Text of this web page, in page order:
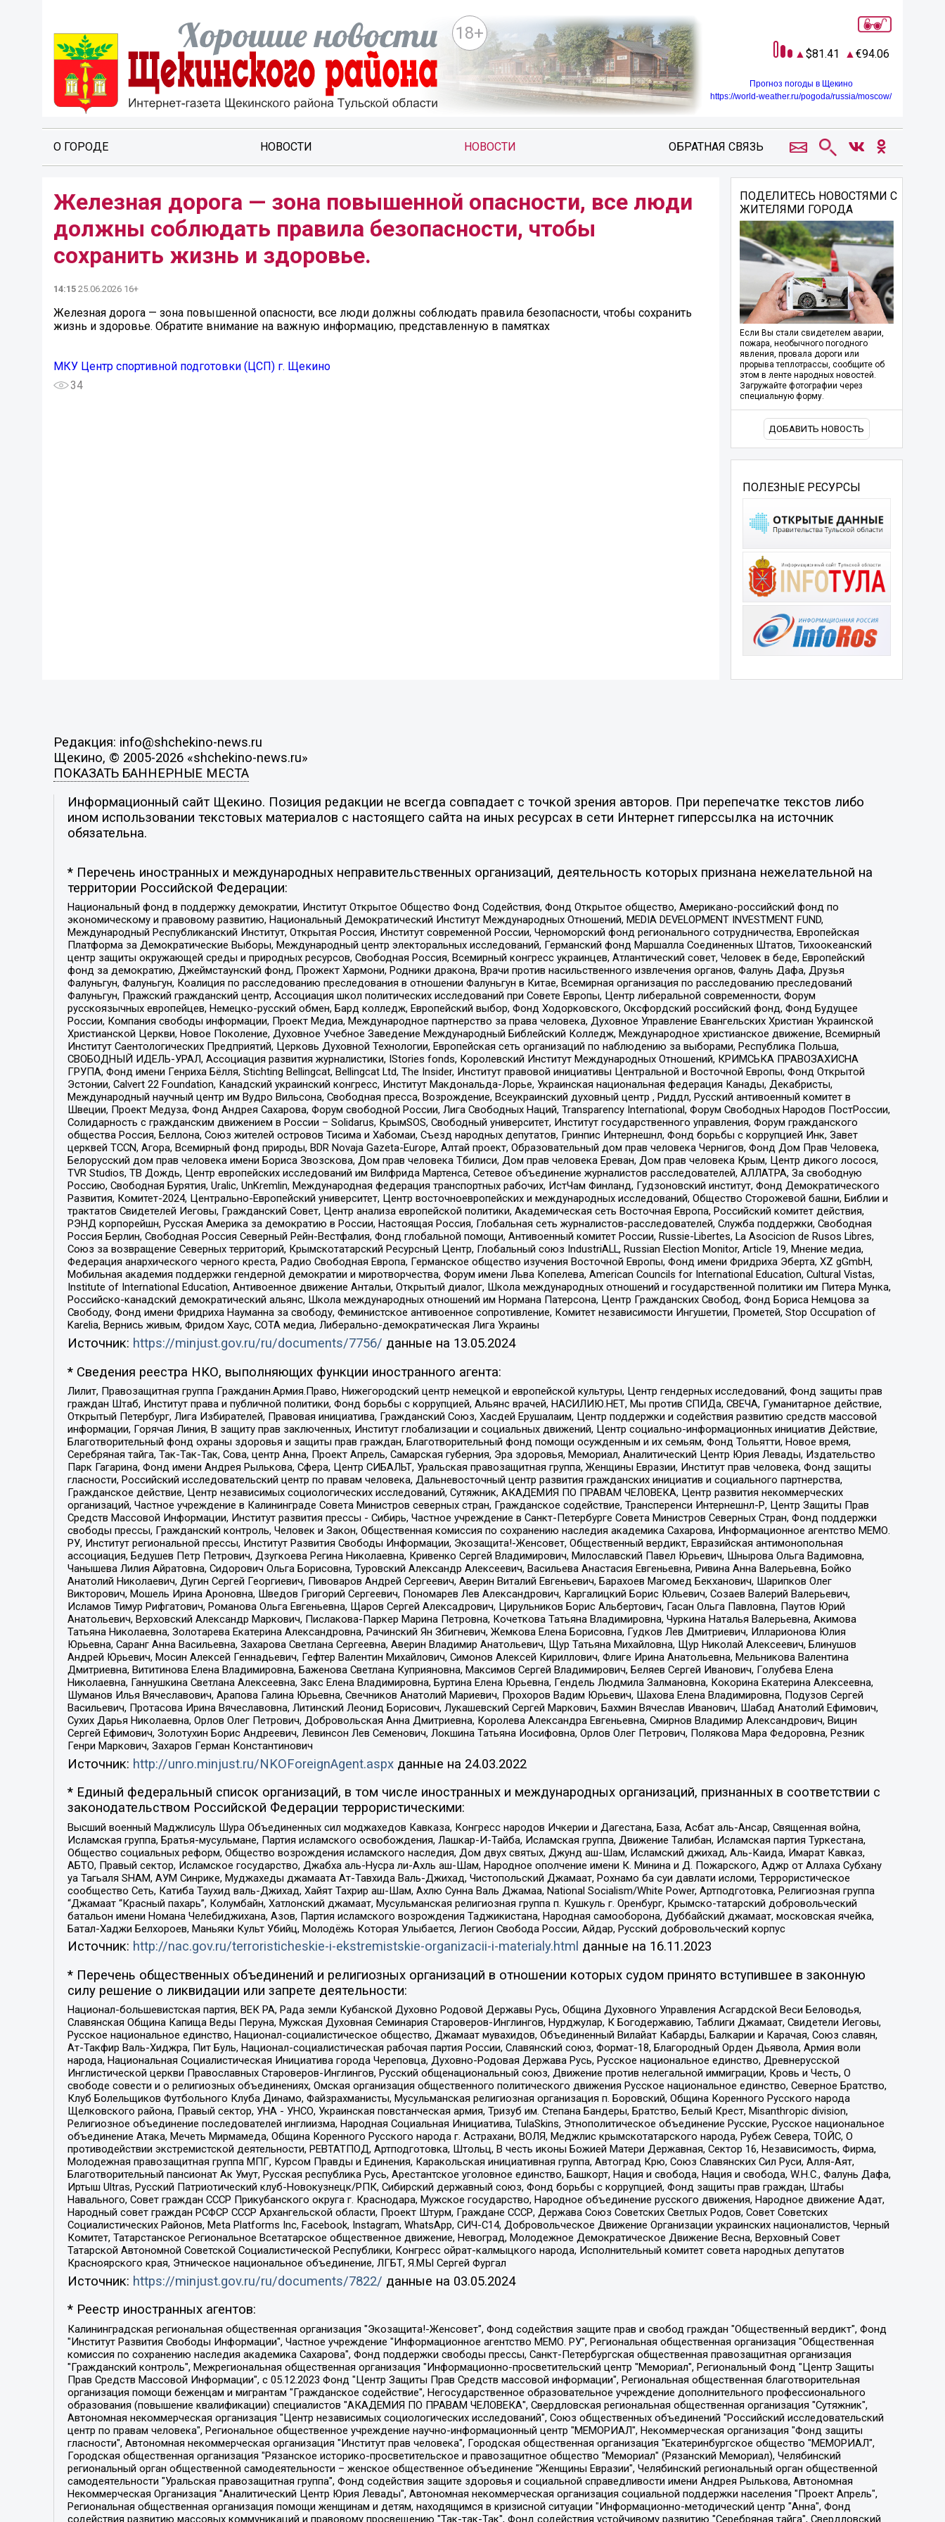
18+
81.41 94.06
Прогноз погоды в Щекино
https://world-weather.ru/pogoda/russia/moscow/
О ГОРОДЕ НОВОСТИ НОВОСТИ ОБРАТНАЯ СВЯЗЬ
Железная дорога — зона повышенной опасности, все люди
должны соблюдать правила безопасности, чтобы
сохранить жизнь и здоровье.
14:15 25.06.2026 16+
Железная дорога — зона повышенной опасности, все люди должны соблюдать правила безопасности, чтобы сохранить
жизнь и здоровье. Обратите внимание на важную информацию, представленную в памятках
МКУ Центр спортивной подготовки (ЦСП) г. Щекино
34
ПОДЕЛИТЕСЬ НОВОСТЯМИ С
ЖИТЕЛЯМИ ГОРОДА
Если Вы стали свидетелем аварии,
пожара, необычного погодного
явления, провала дороги или
прорыва теплотрассы, сообщите об
этом в ленте народных новостей.
Загружайте фотографии через
специальную форму.
ДОБАВИТЬ НОВОСТЬ
ПОЛЕЗНЫЕ РЕСУРСЫ
Редакция: info@shchekino-news.ru
Щекино, © 2005-2026 «shchekino-news.ru»
ПОКАЗАТЬ БАННЕРНЫЕ МЕСТА
Информационный сайт Щекино. Позиция редакции не всегда совпадает с точкой зрения авторов. При перепечатке текстов либо
ином использовании текстовых материалов с настоящего сайта на иных ресурсах в сети Интернет гиперссылка на источник
обязательна.
* Перечень иностранных и международных неправительственных организаций, деятельность которых признана нежелательной на
территории Российской Федерации:
Национальный фонд в поддержку демократии, Институт Открытое Общество Фонд Содействия, Фонд Открытое общество, Американо-российский фонд по
экономическому и правовому развитию, Национальный Демократический Институт Международных Отношений, MEDIA DEVELOPMENT INVESTMENT FUND,
Международный Республиканский Институт, Открытая Россия, Институт современной России, Черноморский фонд регионального сотрудничества, Европейская
Платформа за Демократические Выборы, Международный центр электоральных исследований, Германский фонд Маршалла Соединенных Штатов, Тихоокеанский
центр защиты окружающей среды и природных ресурсов, Свободная Россия, Всемирный конгресс украинцев, Атлантический совет, Человек в беде, Европейский
фонд за демократию, Джеймстаунский фонд, Прожект Хармони, Родники дракона, Врачи против насильственного извлечения органов, Фалунь Дафа, Друзья
Фалуньгун, Фалуньгун, Коалиция по расследованию преследования в отношении Фалуньгун в Китае, Всемирная организация по расследованию преследований
Фалуньгун, Пражский гражданский центр, Ассоциация школ политических исследований при Совете Европы, Центр либеральной современности, Форум
русскоязычных европейцев, Немецко-русский обмен, Бард колледж, Европейский выбор, Фонд Ходорковского, Оксфордский российский фонд, Фонд Будущее
России, Компания свободы информации, Проект Медиа, Международное партнерство за права человека, Духовное Управление Евангельских Христиан Украинской
Христианской Церкви, Новое Поколение, Духовное Учебное Заведение Международный Библейский Колледж, Международное христианское движение, Всемирный
Институт Саентологических Предприятий, Церковь Духовной Технологии, Европейская сеть организаций по наблюдению за выборами, Республика Польша,
СВОБОДНЫЙ ИДЕЛЬ-УРАЛ, Ассоциация развития журналистики, IStories fonds, Королевский Институт Международных Отношений, КРИМСЬКА ПРАВОЗАХИСНА
ГРУПА, Фонд имени Генриха Бёлля, Stichting Bellingcat, Bellingcat Ltd, The Insider, Институт правовой инициативы Центральной и Восточной Европы, Фонд Открытой
Эстонии, Calvert 22 Foundation, Канадский украинский конгресс, Институт Макдональда-Лорье, Украинская национальная федерация Канады, Декабристы,
Международный научный центр им Вудро Вильсона, Свободная пресса, Возрождение, Всеукраинский духовный центр , Риддл, Русский антивоенный комитет в
Швеции, Проект Медуза, Фонд Андрея Сахарова, Форум свободной России, Лига Свободных Наций, Transparеncy International, Форум Свободных Народов ПостРоссии,
Солидарность с гражданским движением в России – Solidarus, КрымSOS, Свободный университет, Институт государственного управления, Форум гражданского
общества Россия, Беллона, Союз жителей островов Тисима и Хабомаи, Съезд народных депутатов, Гринпис Интернешнл, Фонд борьбы с коррупцией Инк, Завет
церквей TCCN, Агора, Всемирный фонд природы, BDR Novaja Gazeta-Europe, Алтай проект, Образовательный дом прав человека Чернигов, Фонд Дом Прав Человека,
Белорусский дом прав человека имени Бориса Звозскова, Дом прав человека Тбилиси, Дом прав человека Ереван, Дом прав человека Крым, Центр дикого лосося,
TVR Studios, ТВ Дождь, Центр европейских исследований им Вилфрида Мартенса, Сетевое объединение журналистов расследователей, АЛЛАТРА, За свободную
Россию, Свободная Бурятия, Uralic, UnKremlin, Международная федерация транспортных рабочих, ИстЧам Финланд, Гудзоновский институт, Фонд Демократического
Развития, Комитет-2024, Центрально-Европейский университет, Центр восточноевропейских и международных исследований, Общество Сторожевой башни, Библии и
трактатов Свидетелей Иеговы, Гражданский Совет, Центр анализа европейской политики, Академическая сеть Восточная Европа, Российский комитет действия,
РЭНД корпорейшн, Русская Америка за демократию в России, Настоящая Россия, Глобальная сеть журналистов-расследователей, Служба поддержки, Свободная
Россия Берлин, Свободная Россия Северный Рейн-Вестфалия, Фонд глобальной помощи, Антивоенный комитет России, Russie-Libertes, La Asocicion de Rusos Libres,
Союз за возвращение Северных территорий, Крымскотатарский Ресурсный Центр, Глобальный союз IndustriALL, Russian Election Monitor, Article 19, Мнение медиа,
Федерация анархического черного креста, Радио Свободная Европа, Германское общество изучения Восточной Европы, Фонд имени Фридриха Эберта, XZ gGmbH,
Мобильная академия поддержки гендерной демократии и миротворчества, Форум имени Льва Копелева, American Councils for International Education, Cultural Vistas,
Institute of International Education, Антивоенное движение Антальи, Открытый диалог, Школа международных отношений и государственной политики им Питера Мунка,
Российско-канадский демократический альянс, Школа международных отношений им Нормана Патерсона, Центр Гражданских Свобод, Фонд Бориса Немцова за
Свободу, Фонд имени Фридриха Науманна за свободу, Феминистское антивоенное сопротивление, Комитет независимости Ингушетии, Прометей, Stop Occupation of
Karelia, Вернись живым, Фридом Хаус, СОТА медиа, Либерально-демократическая Лига Украины
Источник: https://minjust.gov.ru/ru/documents/7756/ данные на 13.05.2024
* Сведения реестра НКО, выполняющих функции иностранного агента:
Лилит, Правозащитная группа Гражданин.Армия.Право, Нижегородский центр немецкой и европейской культуры, Центр гендерных исследований, Фонд защиты прав
граждан Штаб, Институт права и публичной политики, Фонд борьбы с коррупцией, Альянс врачей, НАСИЛИЮ.НЕТ, Мы против СПИДа, СВЕЧА, Гуманитарное действие,
Открытый Петербург, Лига Избирателей, Правовая инициатива, Гражданский Союз, Хасдей Ерушалаим, Центр поддержки и содействия развитию средств массовой
информации, Горячая Линия, В защиту прав заключенных, Институт глобализации и социальных движений, Центр социально-информационных инициатив Действие,
Благотворительный фонд охраны здоровья и защиты прав граждан, Благотворительный фонд помощи осужденным и их семьям, Фонд Тольятти, Новое время,
Серебряная тайга, Так-Так-Так, Сова, центр Анна, Проект Апрель, Самарская губерния, Эра здоровья, Мемориал, Аналитический Центр Юрия Левады, Издательство
Парк Гагарина, Фонд имени Андрея Рылькова, Сфера, Центр СИБАЛЬТ, Уральская правозащитная группа, Женщины Евразии, Институт прав человека, Фонд защиты
гласности, Российский исследовательский центр по правам человека, Дальневосточный центр развития гражданских инициатив и социального партнерства,
Гражданское действие, Центр независимых социологических исследований, Сутяжник, АКАДЕМИЯ ПО ПРАВАМ ЧЕЛОВЕКА, Центр развития некоммерческих
организаций, Частное учреждение в Калининграде Совета Министров северных стран, Гражданское содействие, Трансперенси Интернешнл-Р, Центр Защиты Прав
Средств Массовой Информации, Институт развития прессы - Сибирь, Частное учреждение в Санкт-Петербурге Совета Министров Северных Стран, Фонд поддержки
свободы прессы, Гражданский контроль, Человек и Закон, Общественная комиссия по сохранению наследия академика Сахарова, Информационное агентство МЕМО.
РУ, Институт региональной прессы, Институт Развития Свободы Информации, Экозащита!-Женсовет, Общественный вердикт, Евразийская антимонопольная
ассоциация, Бедушев Петр Петрович, Дзугкоева Регина Николаевна, Кривенко Сергей Владимирович, Милославский Павел Юрьевич, Шнырова Ольга Вадимовна,
Чанышева Лилия Айратовна, Сидорович Ольга Борисовна, Туровский Александр Алексеевич, Васильева Анастасия Евгеньевна, Ривина Анна Валерьевна, Бойко
Анатолий Николаевич, Дугин Сергей Георгиевич, Пивоваров Андрей Сергеевич, Аверин Виталий Евгеньевич, Барахоев Магомед Бекханович, Шарипков Олег
Викторович, Мошель Ирина Ароновна, Шведов Григорий Сергеевич, Пономарев Лев Александрович, Каргалицкий Борис Юльевич, Созаев Валерий Валерьевич,
Исламов Тимур Рифгатович, Романова Ольга Евгеньевна, Щаров Сергей Алексадрович, Цирульников Борис Альбертович, Гасан Ольга Павловна, Паутов Юрий
Анатольевич, Верховский Александр Маркович, Пислакова-Паркер Марина Петровна, Кочеткова Татьяна Владимировна, Чуркина Наталья Валерьевна, Акимова
Татьяна Николаевна, Золотарева Екатерина Александровна, Рачинский Ян Збигневич, Жемкова Елена Борисовна, Гудков Лев Дмитриевич, Илларионова Юлия
Юрьевна, Саранг Анна Васильевна, Захарова Светлана Сергеевна, Аверин Владимир Анатольевич, Щур Татьяна Михайловна, Щур Николай Алексеевич, Блинушов
Андрей Юрьевич, Мосин Алексей Геннадьевич, Гефтер Валентин Михайлович, Симонов Алексей Кириллович, Флиге Ирина Анатольевна, Мельникова Валентина
Дмитриевна, Вититинова Елена Владимировна, Баженова Светлана Куприяновна, Максимов Сергей Владимирович, Беляев Сергей Иванович, Голубева Елена
Николаевна, Ганнушкина Светлана Алексеевна, Закс Елена Владимировна, Буртина Елена Юрьевна, Гендель Людмила Залмановна, Кокорина Екатерина Алексеевна,
Шуманов Илья Вячеславович, Арапова Галина Юрьевна, Свечников Анатолий Мариевич, Прохоров Вадим Юрьевич, Шахова Елена Владимировна, Подузов Сергей
Васильевич, Протасова Ирина Вячеславовна, Литинский Леонид Борисович, Лукашевский Сергей Маркович, Бахмин Вячеслав Иванович, Шабад Анатолий Ефимович,
Сухих Дарья Николаевна, Орлов Олег Петрович, Добровольская Анна Дмитриевна, Королева Александра Евгеньевна, Смирнов Владимир Александрович, Вицин
Сергей Ефимович, Золотухин Борис Андреевич, Левинсон Лев Семенович, Локшина Татьяна Иосифовна, Орлов Олег Петрович, Полякова Мара Федоровна, Резник
Генри Маркович, Захаров Герман Константинович
Источник: http://unro.minjust.ru/NKOForeignAgent.aspxданные на 24.03.2022
* Единый федеральный список организаций, в том числе иностранных и международных организаций, признанных в соответствии с
законодательством Российской Федерации террористическими:
Высший военный Маджлисуль Шура Объединенных сил моджахедов Кавказа, Конгресс народов Ичкерии и Дагестана, База, Асбат аль-Ансар, Священная война,
Исламская группа, Братья-мусульмане, Партия исламского освобождения, Лашкар-И-Тайба, Исламская группа, Движение Талибан, Исламская партия Туркестана,
Общество социальных реформ, Общество возрождения исламского наследия, Дом двух святых, Джунд аш-Шам, Исламский джихад, Аль-Каида, Имарат Кавказ,
АБТО, Правый сектор, Исламское государство, Джабха аль-Нусра ли-Ахль аш-Шам, Народное ополчение имени К. Минина и Д. Пожарского, Аджр от Аллаха Субхану
уа Тагьаля SHAM, АУМ Синрике, Муджахеды джамаата Ат-Тавхида Валь-Джихад, Чистопольский Джамаат, Рохнамо ба суи давлати исломи, Террористическое
сообщество Сеть, Катиба Таухид валь-Джихад, Хайят Тахрир аш-Шам, Ахлю Сунна Валь Джамаа, National Socialism/White Power, Артподготовка, Религиозная группа
“Джамаат “Красный пахарь”, Колумбайн, Хатлонский джамаат, Мусульманская религиозная группа п. Кушкуль г. Оренбург, Крымско-татарский добровольческий
батальон имени Номана Челебиджихана, Азов, Партия исламского возрождения Таджикистана, Народная самооборона, Дуббайский джамаат, московская ячейка,
Батал-Хаджи Белхороев, Маньяки Культ Убийц, Молодёжь Которая Улыбается, Легион Свобода России, Айдар, Русский добровольческий корпус
Источник: http://nac.gov.ru/terroristicheskie-i-ekstremistskie-organizacii-i-materialy.html данные на 16.11.2023
* Перечень общественных объединений и религиозных организаций в отношении которых судом принято вступившее в законную
силу решение о ликвидации или запрете деятельности:
Национал-большевистская партия, ВЕК РА, Рада земли Кубанской Духовно Родовой Державы Русь, Община Духовного Управления Асгардской Веси Беловодья,
Славянская Община Капища Веды Перуна, Мужская Духовная Семинария Староверов-Инглингов, Нурджулар, К Богодержавию, Таблиги Джамаат, Свидетели Иеговы,
Русское национальное единство, Национал-социалистическое общество, Джамаат мувахидов, Объединенный Вилайат Кабарды, Балкарии и Карачая, Союз славян,
Ат-Такфир Валь-Хиджра, Пит Буль, Национал-социалистическая рабочая партия России, Славянский союз, Формат-18, Благородный Орден Дьявола, Армия воли
народа, Национальная Социалистическая Инициатива города Череповца, Духовно-Родовая Держава Русь, Русское национальное единство, Древнерусской
Инглистической церкви Православных Староверов-Инглингов, Русский общенациональный союз, Движение против нелегальной иммиграции, Кровь и Честь, О
свободе совести и о религиозных объединениях, Омская организация общественного политического движения Русское национальное единство, Северное Братство,
Клуб Болельщиков Футбольного Клуба Динамо, Файзрахманисты, Мусульманская религиозная организация п. Боровский, Община Коренного Русского народа
Щелковского района, Правый сектор, УНА - УНСО, Украинская повстанческая армия, Тризуб им. Степана Бандеры, Братство, Белый Крест, Misanthropic division,
Религиозное объединение последователей инглиизма, Народная Социальная Инициатива, TulaSkins, Этнополитическое объединение Русские, Русское национальное
объединение Атака, Мечеть Мирмамеда, Община Коренного Русского народа г. Астрахани, ВОЛЯ, Меджлис крымскотатарского народа, Рубеж Севера, ТОЙС, О
противодействии экстремистской деятельности, РЕВТАТПОД, Артподготовка, Штольц, В честь иконы Божией Матери Державная, Сектор 16, Независимость, Фирма,
Молодежная правозащитная группа МПГ, Курсом Правды и Единения, Каракольская инициативная группа, Автоград Крю, Союз Славянских Сил Руси, Алля-Аят,
Благотворительный пансионат Ак Умут, Русская республика Русь, Арестантское уголовное единство, Башкорт, Нация и свобода, Нация и свобода, W.H.С., Фалунь Дафа,
Иртыш Ultras, Русский Патриотический клуб-Новокузнецк/РПК, Сибирский державный союз, Фонд борьбы с коррупцией, Фонд защиты прав граждан, Штабы
Навального, Совет граждан СССР Прикубанского округа г. Краснодара, Мужское государство, Народное объединение русского движения, Народное движение Адат,
Народный совет граждан РСФСР СССР Архангельской области, Проект Штурм, Граждане СССР, Держава Союз Советских Светлых Родов, Совет Советских
Социалистических Районов, Meta Platforms Inc, Facebook, Instagram, WhatsApp, СИЧ-С14, Добровольческое Движение Организации украинских националистов, Черный
Комитет, Татарстанское Региональное Всетатарское общественное движение, Невоград, Молодежное Демократическое Движение Весна, Верховный Совет
Татарской Автономной Советской Социалистической Республики, Конгресс ойрат-калмыцкого народа, Исполнительный комитет совета народных депутатов
Красноярского края, Этническое национальное объединение, ЛГБТ, Я.МЫ Сергей Фургал
Источник: https://minjust.gov.ru/ru/documents/7822/ данные на 03.05.2024
* Реестр иностранных агентов:
Калининградская региональная общественная организация "Экозащита!-Женсовет", Фонд содействия защите прав и свобод граждан "Общественный вердикт", Фонд "Институт Развития Свободы Информации", Частное учреждение "Информационное агентство МЕМО. РУ", Региональная общественная организация "Общественная комиссия по сохранению наследия академика Сахарова", Фонд поддержки свободы прессы, Санкт-Петербургская общественная правозащитная организация "Гражданский контроль", Межрегиональная общественная организация "Информационно-просветительский центр "Мемориал", Региональный Фонд "Центр Защиты Прав Средств Массовой Информации", с 05.12.2023 Фонд "Центр Защиты Прав Средств массовой информации", Региональная общественная благотворительная организация помощи беженцам и мигрантам "Гражданское содействие", Негосударственное образовательное учреждение дополнительного профессионального образования (повышение квалификации) специалистов "АКАДЕМИЯ ПО ПРАВАМ ЧЕЛОВЕКА", Свердловская региональная общественная организация "Сутяжник", Автономная некоммерческая организация "Центр независимых социологических исследований", Союз общественных объединений "Российский исследовательский центр по правам человека", Региональное общественное учреждение научно-информационный центр "МЕМОРИАЛ", Некоммерческая организация "Фонд защиты гласности", Автономная некоммерческая организация "Институт прав человека", Городская общественная организация "Екатеринбургское общество "МЕМОРИАЛ", Городская общественная организация "Рязанское историко-просветительское и правозащитное общество "Мемориал" (Рязанский Мемориал), Челябинский региональный орган общественной самодеятельности – женское общественное объединение "Женщины Евразии", Челябинский региональный орган общественной самодеятельности "Уральская правозащитная группа", Фонд содействия защите здоровья и социальной справедливости имени Андрея Рылькова, Автономная Некоммерческая Организация "Аналитический Центр Юрия Левады", Автономная некоммерческая организация социальной поддержки населения "Проект Апрель", Региональная общественная организация помощи женщинам и детям, находящимся в кризисной ситуации "Информационно-методический центр "Анна", Фонд содействия развитию массовых коммуникаций и правовому просвещению "Так-так-Так", Фонд содействия устойчивому развитию "Серебряная тайга", Свердловский региональный общественный фонд социальных проектов "Новое время", "Idel.Реалии", Кавказ.Реалии, Крым.Реалии, Телеканал Настоящее Время, Татаро-башкирская служба Радио Свобода (Azatliq Radiosi), Радио Свободная Европа/Радио Свобода (PCE/PC), "Сибирь.Реалии", "Фактограф", Благотворительный фонд помощи осужденным и их семьям, Автономная некоммерческая организация "Институт глобализации и социальных движений", Фонд "В защиту прав заключенных", Частное учреждение "Центр поддержки и содействия развитию средств массовой информации", Пензенский региональный общественный благотворительный фонд "Гражданский союз", "Север.Реалии", Некоммерческая организация Фонд "Правовая инициатива", Общество с ограниченной ответственностью "Радио Свободная Европа/Радио Свобода", Чешское информационное агентство "MEDIUM-ORIENT", Красноярская региональная общественная организация "Мы против СПИДа", Камалягин Денис Николаевич, Маркелов Сергей Евгеньевич, Пономарев Лев Александрович, Савицкая Людмила Алексеевна, Автономная некоммерческая организация "Центр по работе с проблемой насилия "НАСИЛИЮ.НЕТ", Межрегиональный профессиональный союз работников здравоохранения "Альянс врачей", Юридическое лицо, зарегистрированное в Латвийской Республике, SIA "Medusa Project" (регистрационный номер 40103797863, дата регистрации 10.06.2014), Некоммерческая организация "Фонд по борьбе с коррупцией", Автономная некоммерческая организация "Институт права и публичной политики", Баданин Роман Сергеевич, Гликин Максим Александрович, Железнова Мария Михайловна, Лукьянова Юлия Сергеевна, Маетная Елизавета Витальевна, Маняхин Петр Борисович, Чуракова Ольга Владимировна, Ярош Юлия Петровна, Юридическое лицо "The Insider SIA", зарегистрированное в Риге, Латвийская Республика (дата регистрации 26.06.2015), являющееся администратором доменного имени интернет-издания "The Insider SIA", https://theins.ru, Постернак Алексей Евгеньевич, Рубин Михаил Аркадьевич, Анин Роман Александрович, Юридическое лицо Istories fonds, зарегистрированное в Латвийской Республике (регистрационный номер 50008295751, дата регистрации 24.02.2020), Великовский Дмитрий Александрович, Долинина Ирина Николаевна, Мароховская Алеся Алексеевна, Шлейнов Роман Юрьевич, Шмагун Олеся Валентиновна, Общество с ограниченной ответственностью "Альтаир 2021", Общество с ограниченной ответственностью "Вега 2021", Общество с ограниченной ответственностью "Главный редактор 2021", Общество с ограниченной ответственностью "Ромашки монолит", Важенков Артем Валерьевич, Ивановская областная общественная организация "Центр гендерных исследований", Гурман Юрий Альбертович, Медиапроект "ОВД-Инфо", Егоров Владимир Владимирович, Жилинский Владимир Александрович, Общество с ограниченной ответственностью "ЗП", Иванова София Юрьевна, Карезина Инна Павловна, Кильтау Екатерина Викторовна, Петров Алексей Викторович, Пискунов Сергей Евгеньевич, Смирнов Сергей Сергеевич, Тихонов Михаил Сергеевич, Общество с ограниченной ответственностью "ЖУРНАЛИСТ-ИНОСТРАННЫЙ АГЕНТ", Арапова Галина Юрьевна, Вольтская Татьяна Анатольевна, Американская компания "Mason G.E.S. Anonymous Foundation" (США), являющаяся владельцем интернет-издания https://mnews.world/, Компания "Stichting Bellingcat", зарегистрированная в Нидерландах (дата регистрации 11.07.2018), Захаров Андрей Вячеславович, Клепиковская Екатерина Дмитриевна, Общество с ограниченной ответственностью "МЕМО", Перл Роман Александрович, Симонов Евгений Алексеевич, Соловьева Елена Анатольевна, Сотников Даниил Владимирович, Сурначева Елизавета Дмитриевна, Автономная некоммерческая организация по защите прав человека и информированию населения "Якутия – Наше Мнение", Общество с ограниченной ответственностью "Москоу диджитал медиа", с 26.01.2023 Общество с ограниченной ответственностью "Чайка Белые сады", Ветошкина Валерия Валерьевна, Заговора Максим Александрович, Межрегиональное общественное движение "Российская ЛГБТ - сеть", Оленичев Максим Владимирович, Павлов Иван Юрьевич, Скворцова Елена Сергеевна, Общество с ограниченной ответственностью "Как бы инагент", Кочетков Игорь Викторович, Общество с ограниченной ответственностью "Честные выборы", Еланчик Олег Александрович, Общество с ограниченной ответственностью "Нобелевский призыв", Гималова Регина Эмилевна, Григорьев Андрей Валерьевич, Григорьева Алина Александровна, Ассоциация по содействию защите прав призывников, альтернативнослужащих и военнослужащих "Правозащитная группа "Гражданин.Армия.Право", Хисамова Регина Фаритовна, Автономная некоммерческая организация по реализации социально-правовых программ "Лилит", Дальневосточное общественное движение "Маяк", Санкт-Петербургская ЛГБТ-инициативная группа "Выход", Инициативная группа ЛГБТ+ "Реверс", Алексеев Андрей Викторович, Бекбулатова Таисия Львовна, Беляев Иван Михайлович, Владыкина Елена Сергеевна, Гельман Марат Александрович, Никульшина Вероника Юрьевна, Толоконникова Надежда Андреевна, Шендерович Виктор Анатольевич, Общество с ограниченной ответственностью "Данное сообщение", Общество с ограниченной ответственностью Издательский дом "Новая глава", Айнбиндер Александра Александровна, Московский комьюнити-центр для ЛГБТ+инициатив, Благотворительный фонд развития филантропии, Deutsche Welle (Германия, Kurt-Schumacher-Strasse 3, 53113 Bonn), Борзунова Мария Михайловна, Воробьев Виктор Викторович, Голубева Анна Львовна, Константинова Алла Михайловна, Малкова Ирина Владимировна, Мурадов Мурад Абдулгалимович, Осетинская Елизавета Николаевна, Понасенков Евгений Николаевич, Ганапольский Матвей Юрьевич, Киселев Евгений Алексеевич, Борухович Ирина Григорьевна, Дремин Иван Тимофеевич, Дубровский Дмитрий Викторович, Красноярская региональная общественная организация поддержки и развития альтернативных образовательных технологий и межкультурных коммуникаций "ИНТЕРРА", Маяковская Екатерина Алексеевна, Фейгин Марк Захарович, Филимонов Андрей Викторович, Дзугкоева Регина Николаевна, Доброхотов Роман Александрович, Дудь Юрий Александрович, Елкин Сергей Владимирович, Кругликов Кирилл Игоревич, Сабунаева Мария Леонидовна, Семенов Алексей Владимирович, Шаинян Карен Багратович, Шульман Екатерина Михайловна, Асафьев Артур Валерьевич, Вахштайн Виктор Семенович, Венедиктов Алексей Алексеевич, Лушникова Екатерина Евгеньевна, Волков Леонид Михайлович, Невзоров Александр Глебович, Пархоменко Сергей Борисович, Сироткин Ярослав Николаевич, Кара-Мурза Владимир Владимирович, Баранова Наталья Владимировна, Гозман Леонид Яковлевич, Кагарлицкий Борис Юльевич, Климарев Михаил Валерьевич, Милов Владимир Станиславович, Автономная некоммерческая организация Краснодарский центр современного искусства "Типография", Моргенштерн Алишер Тагирович, Соболь Любовь Эдуардовна, Общество с ограниченной ответственностью "ЛИЗА НОРМ", Каспаров Гарри Кимович, Ходорковский Михаил Борисович, Общество с ограниченной ответственностью "Апрельские тезисы", Данилович Ирина Брониславовна, Кашин Олег Владимирович, Петров Николай Владимирович, Пивоваров Алексей Владимирович, Соколов Михаил Владимирович, Цветкова Юлия Владимировна, Чичваркин Евгений Александрович, Комитет против пыток/Команда против пыток, Общество с ограниченной ответственностью "Первый научный", Общество с ограниченной ответственностью "Вертолет и ко", Белоцерковская Вероника Борисовна, Кац Максим Евгеньевич, Лазарева Татьяна Юрьевна, Шаведдинов Руслан Табризович, Яшин Илья Валерьевич, Общество с ограниченной ответственностью "Иноагент ААВ", Алешковский Дмитрий Петрович, Альбац Евгения Марковна, Быков Дмитрий Львович, Галямина Юлия Евгеньевна, Лойко Сергей Леонидович, Мартынов Кирилл Константинович, Медведев Сергей Александрович, Крашенинников Федор Геннадиевич, Гордеева Катерина Вл